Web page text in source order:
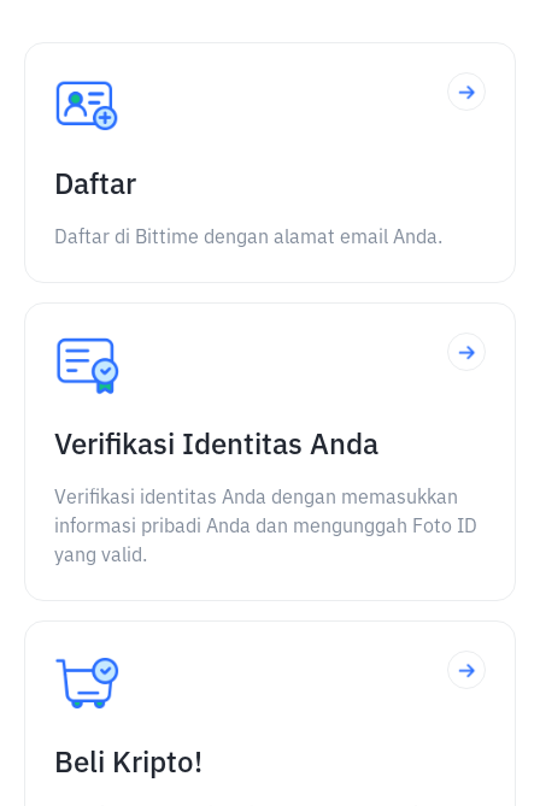
Daftar
Daftar di Bittime dengan alamat email Anda.
Verifikasi Identitas Anda
Verifikasi identitas Anda dengan memasukkan
informasi pribadi Anda dan mengunggah Foto ID
yang valid.
Beli Kripto!